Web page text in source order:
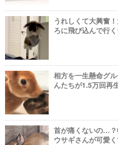
うれしくて大興奮
ろに飛び込んで行
相方を一生懸命グ
んたちが1.5万回再
首が痛くないの…
ウサギさんが可愛